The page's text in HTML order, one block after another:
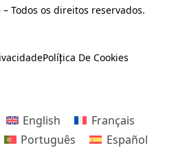
Todos os direitos reservados.
Política De Cookies
English
Français
Português Español